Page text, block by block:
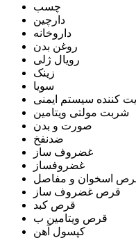
چسب
دارچین
داروخانه
روغن بدن
رویال ژلی
زینک
سویا
کننده سیستم ایمنی
شربت مولتی ویتامین
صورت و بدن
ضدنفخ
غضروف ساز
غضروفساز
اسخوان و مفاصل
قرص غضروف ساز
قرص کبد
قرص ویتامین ب
کپسول آهن